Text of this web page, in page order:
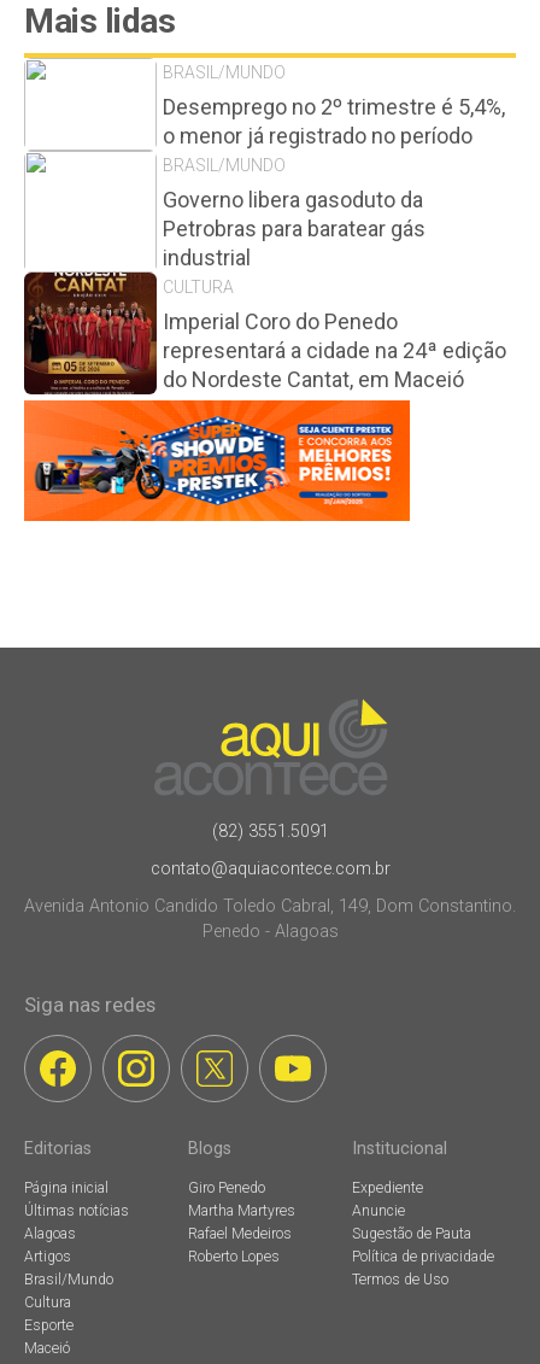
Mais lidas
BRASIL/MUNDO
Desemprego no 2º trimestre é 5,4%,
o menor já registrado no período
BRASIL/MUNDO
Governo libera gasoduto da
Petrobras para baratear gás
industrial
CULTURA
Imperial Coro do Penedo
representará a cidade na 24ª edição
do Nordeste Cantat, em Maceió
(82) 3551.5091
contato@aquiacontece.com.br
Avenida Antonio Candido Toledo Cabral, 149, Dom Constantino.
Penedo - Alagoas
Siga nas redes
Editorias
Página inicial
Últimas notícias
Alagoas
Artigos
Brasil/Mundo
Cultura
Esporte
Maceió
Blogs
Giro Penedo
Martha Martyres
Rafael Medeiros
Roberto Lopes
Institucional
Expediente
Anuncie
Sugestão de Pauta
Política de privacidade
Termos de Uso